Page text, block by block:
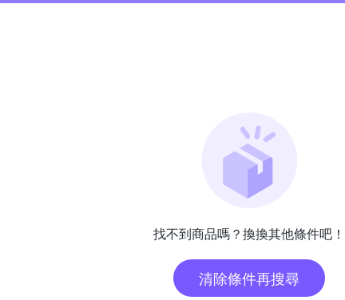
找不到商品嗎？換換其他條件吧！
清除條件再搜尋